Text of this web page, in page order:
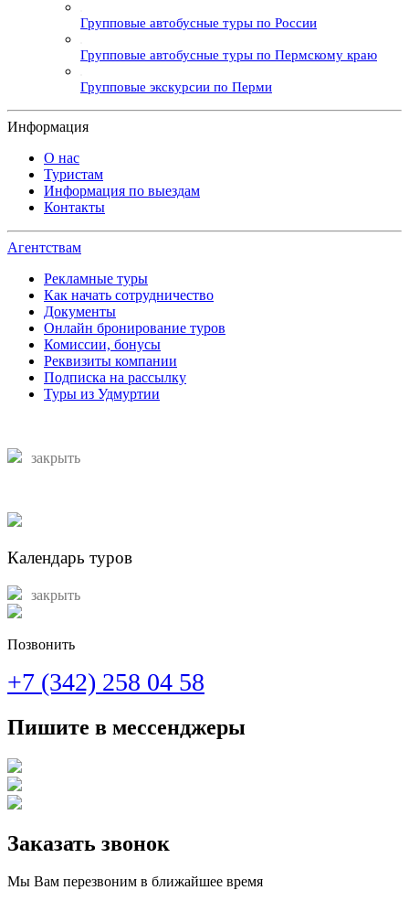
Групповые автобусные туры по России
Групповые автобусные туры по Пермскому краю
Групповые экскурсии по Перми
Информация
О нас
Туристам
Информация по выездам
Контакты
Агентствам
Рекламные туры
Как начать сотрудничество
Документы
Онлайн бронирование туров
Комиссии, бонусы
Реквизиты компании
Подписка на рассылку
Туры из Удмуртии
закрыть
Календарь туров
закрыть
Позвонить
+7 (342) 258 04 58
Пишите в мессенджеры
Заказать звонок
Мы Вам перезвоним в ближайшее время